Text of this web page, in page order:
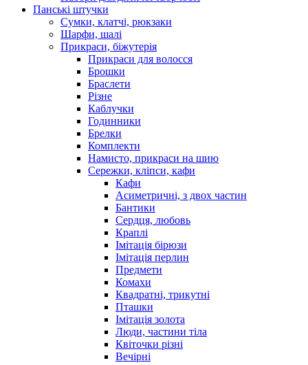
Панські штучки
Сумки, клатчі, рюкзаки
Шарфи, шалі
Прикраси, біжутерія
Прикраси для волосся
Брошки
Браслети
Різне
Каблучки
Годинники
Брелки
Комплекти
Намисто, прикраси на шию
Сережки, кліпси, кафи
Кафи
Асиметричні, з двох частин
Бантики
Сердця, любовь
Краплі
Імітація бірюзи
Імітація перлин
Предмети
Комахи
Квадратні, трикутні
Пташки
Імітація золота
Люди, частини тіла
Квіточки різні
Вечірні